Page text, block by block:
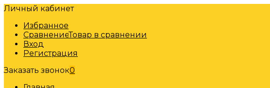
Личный кабинет
Избранное
СравнениеТовар в сравнении
Вход
Регистрация
Заказать звонок0